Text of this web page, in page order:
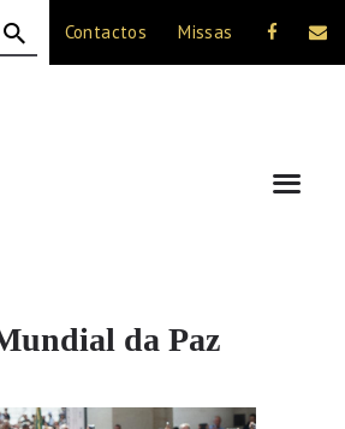
Contactos Missas
da Paz